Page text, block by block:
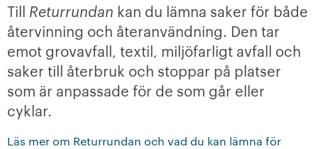
+
Om oss
+
Sök ledigt
+
Våra bostäder
Vår boendeform
Till Returrundan kan du lämna saker för både
återvinning och återanvändning. Den tar
emot grovavfall, textil, miljöfarligt avfall och
saker till återbruk och stoppar på platser
som är anpassade för de som går eller
cyklar.
Läs mer om Returrundan och vad du kan lämna för